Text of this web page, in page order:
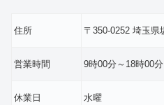
住所 〒350-0252 埼玉
営業時間 9時00分～18時00分
休業日 水曜